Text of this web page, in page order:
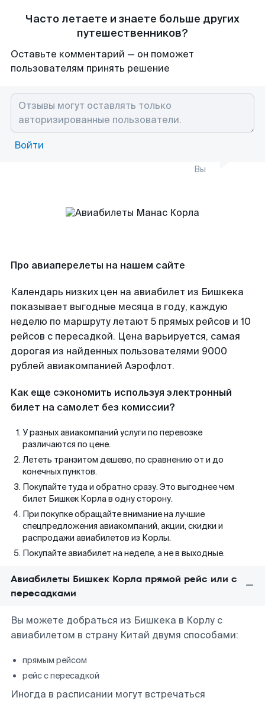
Часто летаете и знаете больше других
путешественников?
Оставьте комментарий — он поможет
пользователям принять решение
Войти
Вы
Про авиаперелеты на нашем сайте
Календарь низких цен на авиабилет из Бишкека
показывает выгодные месяца в году, каждую
неделю по маршруту летают 5 прямых рейсов и 10
рейсов с пересадкой. Цена варьируется, самая
дорогая из найденных пользователями 9000
рублей авиакомпанией Аэрофлот.
Как еще сэкономить используя электронный
билет на самолет без комиссии?
У разных авиакомпаний услуги по перевозке
различаются по цене.
Лететь транзитом дешево, по сравнению от и до
конечных пунктов.
Покупайте туда и обратно сразу. Это выгоднее чем
билет Бишкек Корла в одну сторону.
При покупке обращайте внимание на лучшие
спецпредложения авиакомпаний, акции, скидки и
распродажи авиабилетов из Корлы.
Покупайте авиабилет на неделе, а не в выходные.
Авиабилеты Бишкек Корла прямой рейс или с
пересадками
Вы можете добраться из Бишкека в Корлу с
авиабилетом в страну Китай двумя способами:
прямым рейсом
рейс с пересадкой
Иногда в расписании могут встречаться